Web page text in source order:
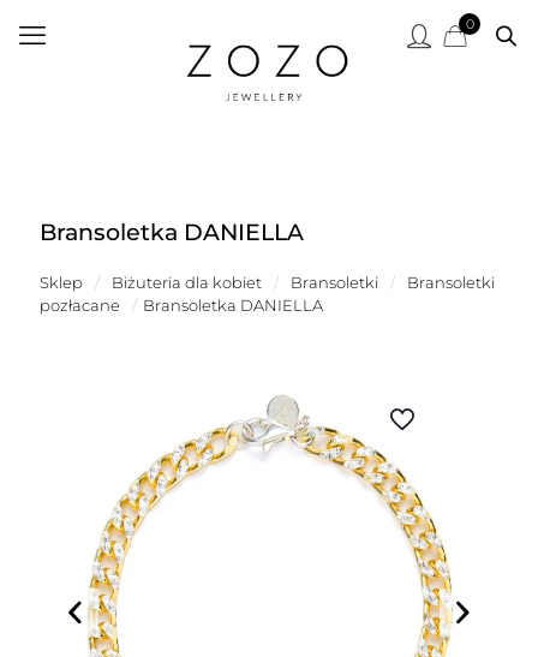
0
Bransoletka DANIELLA
Sklep / Biżuteria dla kobiet / Bransoletki /
Bransoletki
pozłacane
/ Bransoletka DANIELLA